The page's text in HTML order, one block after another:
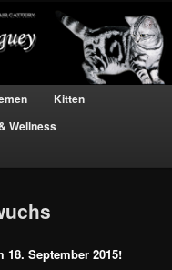
tabby – Del
Kitten
Wellness
18. September 2015!